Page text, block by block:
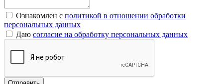
Ознакомлен с политикой в отношении обработки
персональных данных
Даю согласие на обработку персональных данных